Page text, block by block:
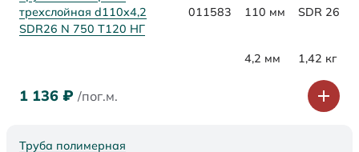
трехслойная d110x4,2
SDR26 N 750 Т120 НГ
011583 110 мм SDR 26
4,2 мм 1,42 кг
1 136 ₽ /пог.м.
Труба полимерная